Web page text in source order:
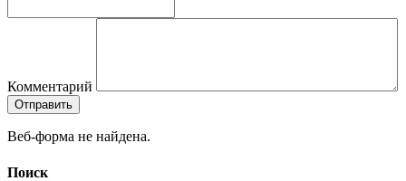
Комментарий
Веб-форма не найдена.
Поиск